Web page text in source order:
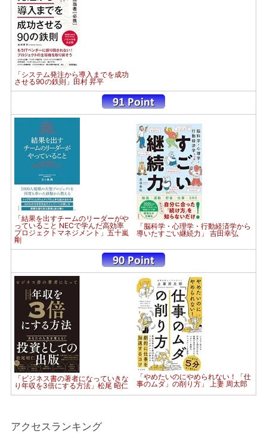
「システム発注から導入までを成功
させる90の鉄則」田村 昇平
「結果を出すチームのリーダーがや
っていること NECで学んだ高効率
プロジェクトマネジメント」五十嵐
剛
「脳科学・心理学・行動経済学から
導いたすごい継続力」 吉田幸弘
「ビジネス書の著者になっていきな
り年収を3倍にする方法」松尾 昭仁
「やめたいのにやめられない！「仕
事のムダ」の削り方」 上妻 周太郎
アクセスランキング